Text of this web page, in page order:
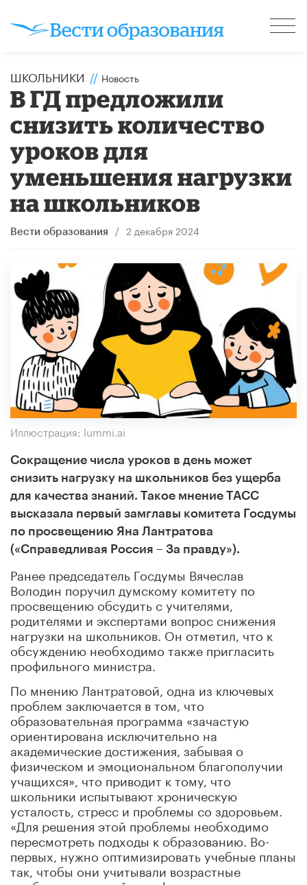
ШКОЛЬНИКИ // Новость
В ГД предложили
снизить количество
уроков для
уменьшения нагрузки
на школьников
Вести образования / 2 декабря 2024
Иллюстрация: lummi.ai
Сокращение числа уроков в день может
снизить нагрузку на школьников без ущерба
для качества знаний. Такое мнение ТАСС
высказала первый замглавы комитета Госдумы
по просвещению Яна Лантратова
(«Справедливая Россия – За правду»).
Ранее председатель Госдумы Вячеслав
Володин поручил думскому комитету по
просвещению обсудить с учителями,
родителями и экспертами вопрос снижения
нагрузки на школьников. Он отметил, что к
обсуждению необходимо также пригласить
профильного министра.
По мнению Лантратовой, одна из ключевых
проблем заключается в том, что
образовательная программа «зачастую
ориентирована исключительно на
академические достижения, забывая о
физическом и эмоциональном благополучии
учащихся», что приводит к тому, что
школьники испытывают хроническую
усталость, стресс и проблемы со здоровьем.
«Для решения этой проблемы необходимо
пересмотреть подходы к образованию. Во-
первых, нужно оптимизировать учебные планы
так, чтобы они учитывали возрастные